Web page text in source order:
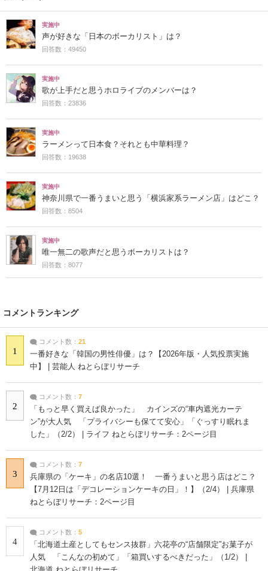
実施中
声が好きな「日本のボーカリスト」は？
回答数：49450
実施中
歌が上手だと思うホロライブのメンバーは？
回答数：23836
実施中
ラーメンって日本食？それとも中華料理？
回答数：19638
実施中
神奈川県で一番うまいと思う「横浜家系ラーメン店」はどこ？
回答数：8504
実施中
唯一無二の歌声だと思うボーカリストは？
回答数：8077
コメントランキング
1
コメント数： 21
一番好きな「韓国の男性俳優」は？【2026年版・人気投票実施
中】 | 芸能人 ねとらぼリサーチ
2
コメント数： 7
「もっと早く買えば良かった」 カインズの“車内遮光カーテ
ン”が大人気 「プライバシーも保てて安心」「ぐっすり眠れま
した」（2/2） | ライフ ねとらぼリサーチ：2ページ目
3
コメント数： 7
兵庫県の「ケーキ」の名店10選！ 一番うまいと思う店はどこ？
【7月12日は「デコレーションケーキの日」！】（2/4） | 兵庫県
ねとらぼリサーチ：2ページ目
4
コメント数： 5
「北海道土産としてもセンス抜群」六花亭の“店舗限定”お菓子が
人気 「こんなの初めて」「箱買いするべきだった」（1/2） |